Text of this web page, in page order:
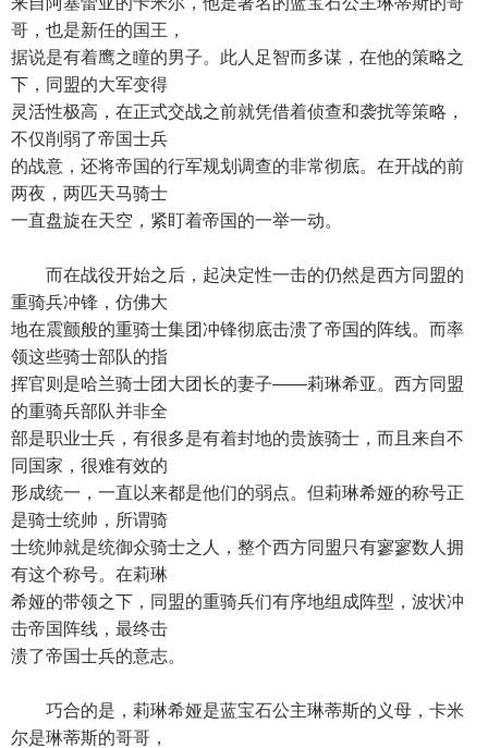
哥，也是新任的国王，
据说是有着鹰之瞳的男子。此人足智而多谋，在他的策略之
下，同盟的大军变得
灵活性极高，在正式交战之前就凭借着侦查和袭扰等策略，
不仅削弱了帝国士兵
的战意，还将帝国的行军规划调查的非常彻底。在开战的前
两夜，两匹天马骑士
一直盘旋在天空，紧盯着帝国的一举一动。
而在战役开始之后，起决定性一击的仍然是西方同盟的
重骑兵冲锋，仿佛大
地在震颤般的重骑士集团冲锋彻底击溃了帝国的阵线。而率
领这些骑士部队的指
挥官则是哈兰骑士团大团长的妻子——莉琳希亚。西方同盟
的重骑兵部队并非全
部是职业士兵，有很多是有着封地的贵族骑士，而且来自不
同国家，很难有效的
形成统一，一直以来都是他们的弱点。但莉琳希娅的称号正
是骑士统帅，所谓骑
士统帅就是统御众骑士之人，整个西方同盟只有寥寥数人拥
有这个称号。在莉琳
希娅的带领之下，同盟的重骑兵们有序地组成阵型，波状冲
击帝国阵线，最终击
溃了帝国士兵的意志。
巧合的是，莉琳希娅是蓝宝石公主琳蒂斯的义母，卡米
尔是琳蒂斯的哥哥，